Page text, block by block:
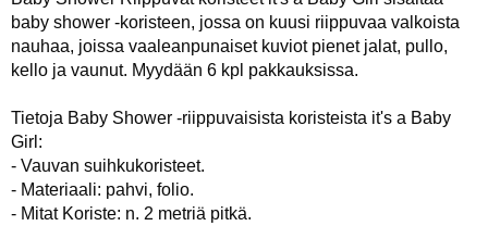
baby shower -koristeen, jossa on kuusi riippuvaa valkoista
nauhaa, joissa vaaleanpunaiset kuviot pienet jalat, pullo,
kello ja vaunut. Myydään 6 kpl pakkauksissa.
Tietoja Baby Shower -riippuvaisista koristeista it's a Baby
Girl:
- Vauvan suihkukoristeet.
- Materiaali: pahvi, folio.
- Mitat Koriste: n. 2 metriä pitkä.